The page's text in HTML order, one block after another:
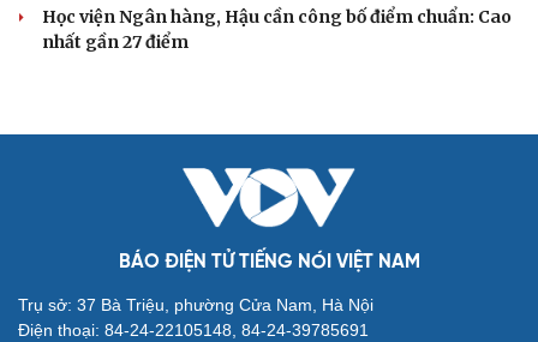
Học viện Ngân hàng, Hậu cần công bố điểm chuẩn: Cao
nhất gần 27 điểm
BÁO ĐIỆN TỬ TIẾNG NÓI VIỆT NAM
Trụ sở: 37 Bà Triệu, phường Cửa Nam, Hà Nội
Điện thoại: 84-24-22105148, 84-24-39785691